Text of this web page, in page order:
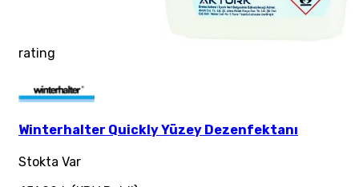
rating
Winterhalter Quickly Yüzey Dezenfektanı
Stokta Var